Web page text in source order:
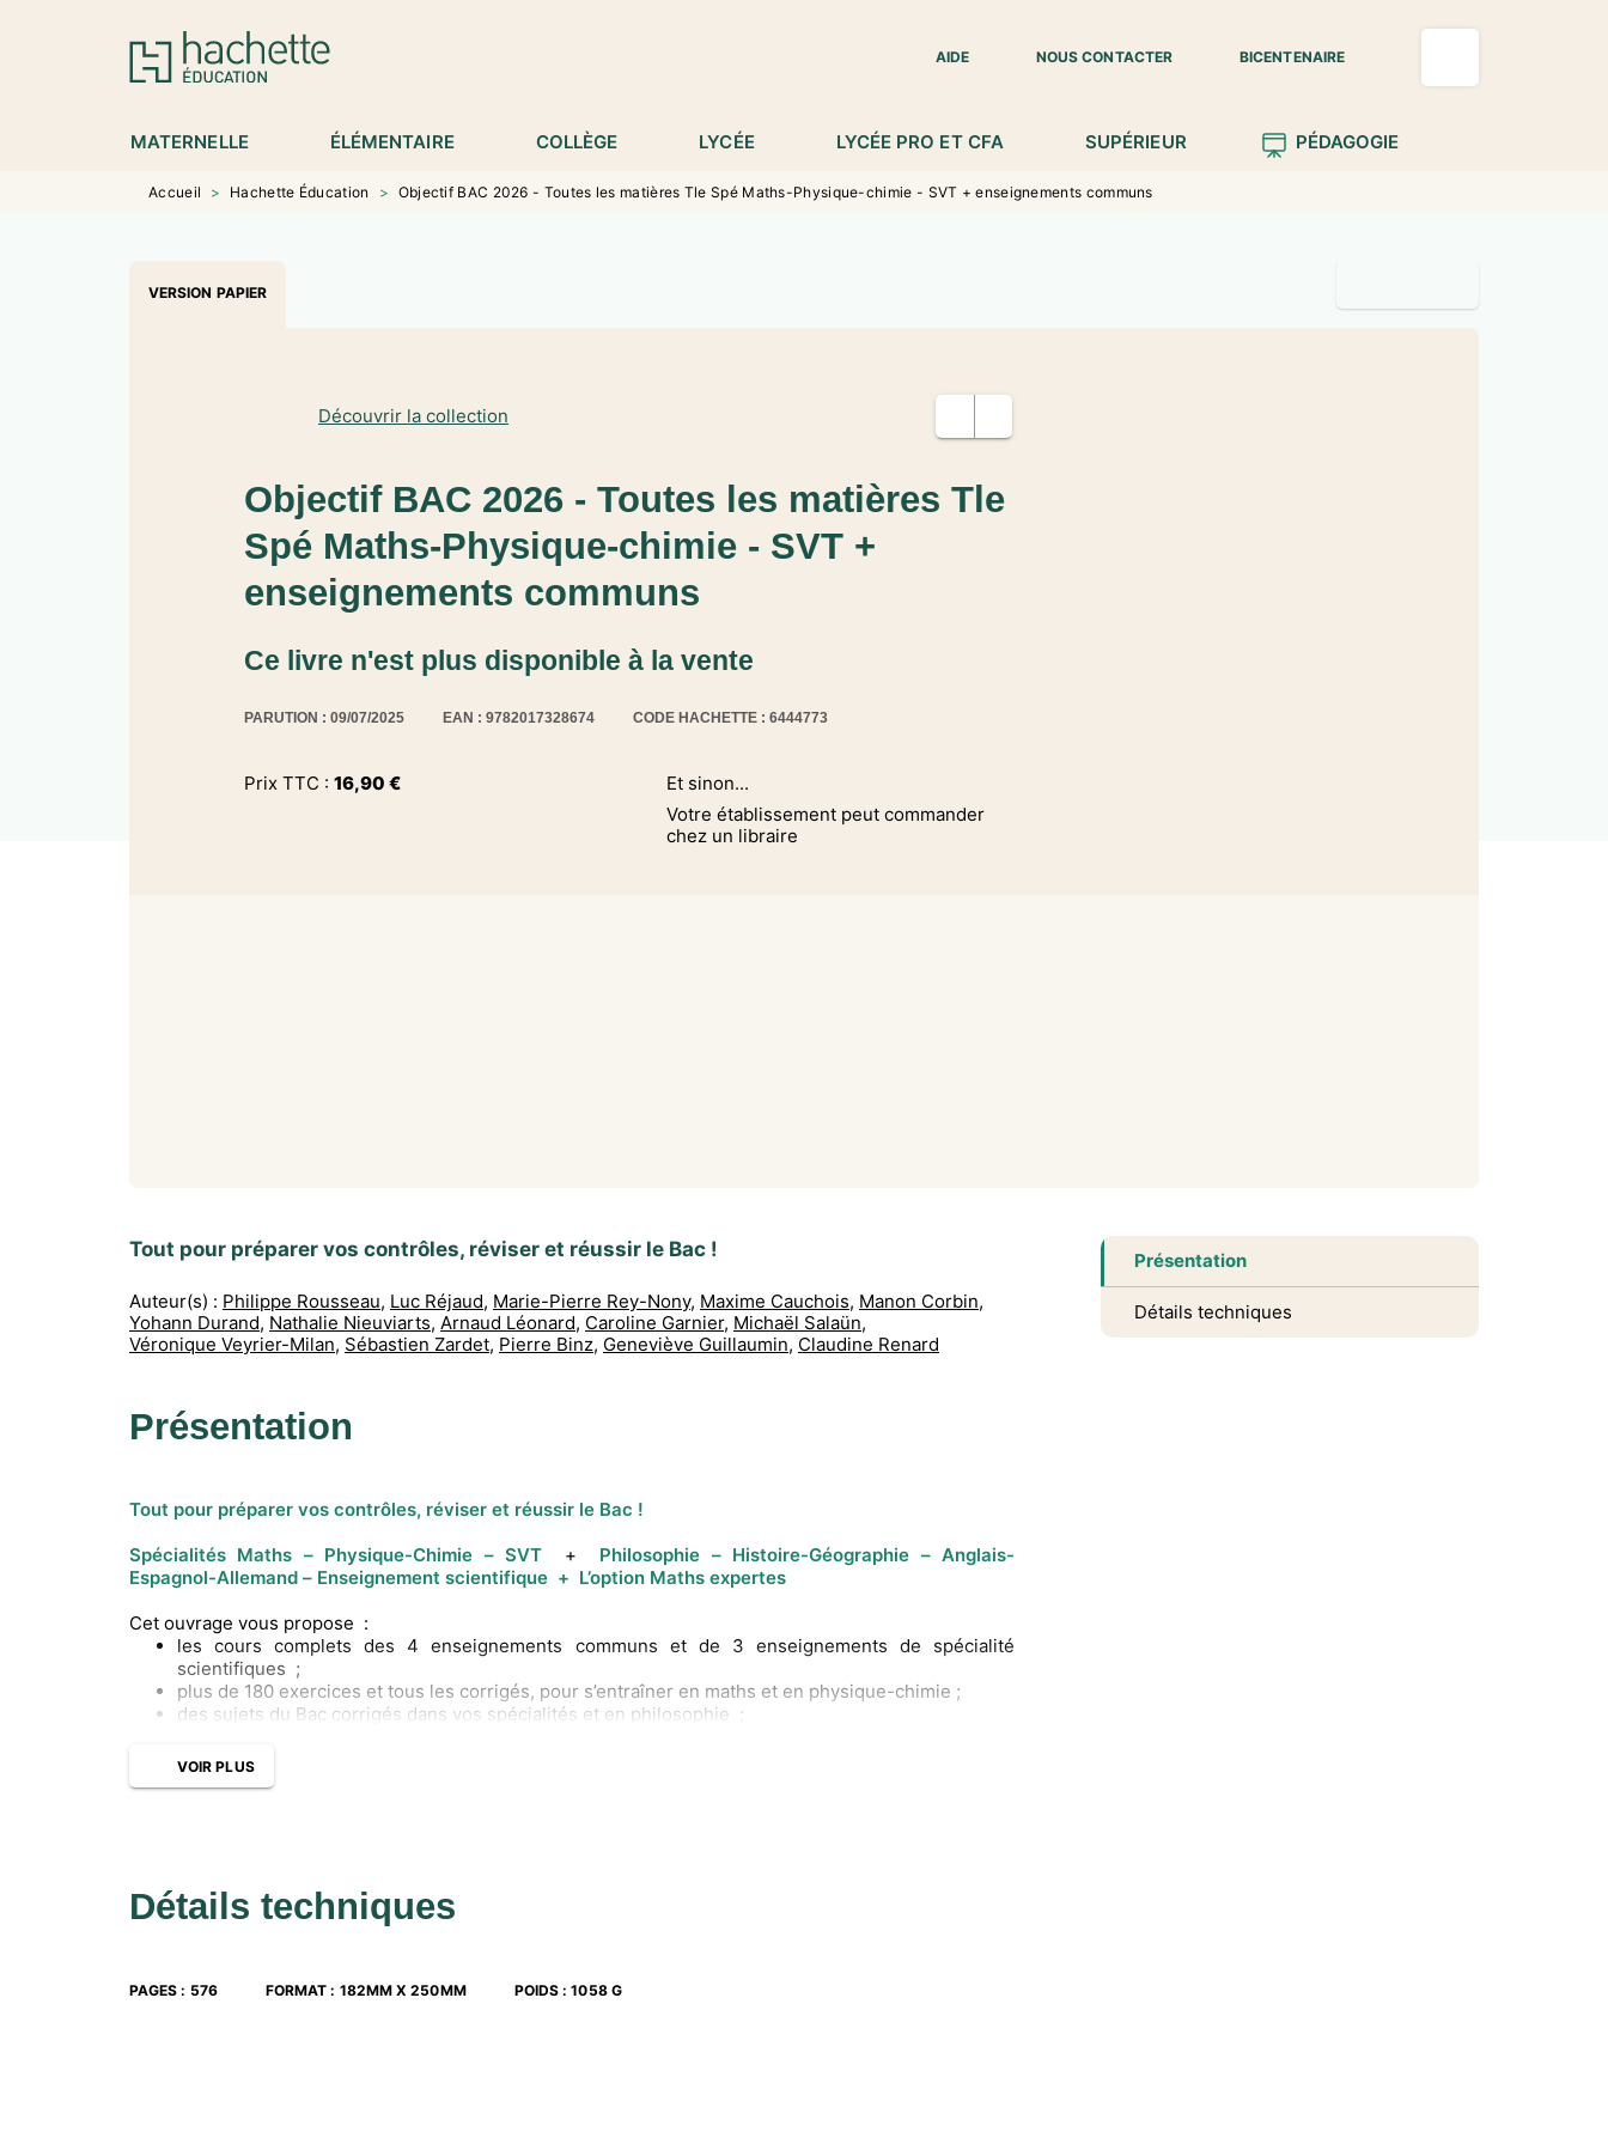
MENU RECHERCHE
AIDE
NOUS CONTACTER BICENTENAIRE
MATERNELLE ÉLÉMENTAIRE COLLÈGE LYCÉE LYCÉE PRO ET CFA SUPÉRIEUR PÉDAGOGIE
Accueil > Hachette Éducation > Objectif BAC 2026 - Toutes les matières Tle Spé Maths-Physique-chimie - SVT + enseignements communs
VERSION PAPIER
Découvrir la collection
Objectif BAC 2026 - Toutes les matières Tle
Spé Maths-Physique-chimie - SVT +
enseignements communs
Ce livre n'est plus disponible à la vente
PARUTION : 09/07/2025 EAN : 9782017328674 CODE HACHETTE : 6444773
Prix TTC : 16,90 €
Et sinon...
Votre établissement peut commander
chez un libraire
Tout pour préparer vos contrôles, réviser et réussir le Bac !
Auteur(s) : Philippe Rousseau, Luc Réjaud, Marie-Pierre Rey-Nony, Maxime Cauchois, Manon Corbin,
Yohann Durand, Nathalie Nieuviarts, Arnaud Léonard, Caroline Garnier, Michaël Salaün,
Véronique Veyrier-Milan, Sébastien Zardet, Pierre Binz, Geneviève Guillaumin, Claudine Renard
Présentation
Tout pour préparer vos contrôles, réviser et réussir le Bac !
Spécialités Maths – Physique-Chimie – SVT + Philosophie – Histoire-Géographie – Anglais-
Espagnol-Allemand – Enseignement scientifique + L’option Maths expertes
Cet ouvrage vous propose :
les cours complets des 4 enseignements communs et de 3 enseignements de spécialité
scientifiques ;
plus de 180 exercices et tous les corrigés, pour s’entraîner en maths et en physique-chimie ;
des sujets du Bac corrigés dans vos spécialités et en philosophie ;
l’option de maths expertes : le cours et des exercices corrigés ;
le Grand Oral : des conseils et des questions types traitées.
VOIR PLUS
Détails techniques
PAGES : 576 FORMAT : 182MM X 250MM POIDS :1058 G
Présentation
Détails techniques